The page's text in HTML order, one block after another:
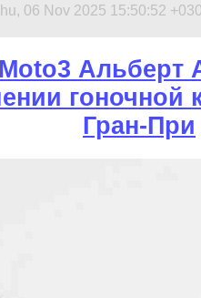
06 Nov 2025 15:50:52
Альберт
гоночной
Гран-При